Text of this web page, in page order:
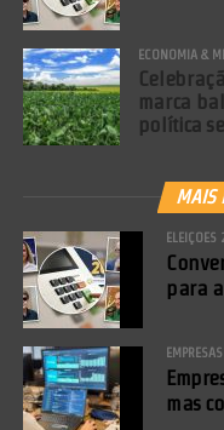
ECONOMIA &
marca
política
MAIS
ELEIÇÕES
para
mas